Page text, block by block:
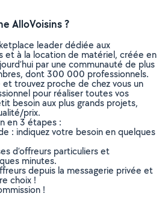
AlloVoisins ?
leader dédiée aux
et à la location de matériel, créée en
par une communauté de plus
dont 300 000 professionnels.
trouvez proche de chez vous un
pour réaliser toutes vos
besoin aux plus grands projets,
prix.
en 3 étapes :
: indiquez votre besoin en quelques
d’offreurs particuliers et
minutes.
depuis la messagerie privée et
choix !
!